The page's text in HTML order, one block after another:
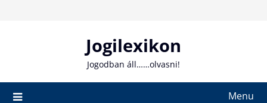
Jogilexikon
Jogodban áll……olvasni!
Menu